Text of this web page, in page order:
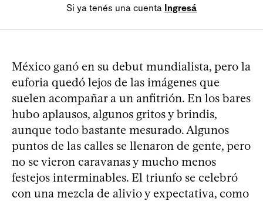
Si ya tenés una cuenta Ingresá
México ganó en su debut mundialista, pero la
euforia quedó lejos de las imágenes que
suelen acompañar a un anfitrión. En los bares
hubo aplausos, algunos gritos y brindis,
aunque todo bastante mesurado. Algunos
puntos de las calles se llenaron de gente, pero
no se vieron caravanas y mucho menos
festejos interminables. El triunfo se celebró
con una mezcla de alivio y expectativa, como